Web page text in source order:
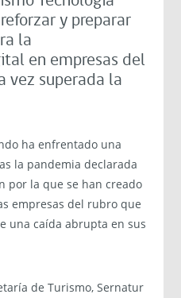
y preparar
la
en empresas del
vez superada la
ha enfrentado una
la pandemia declarada
por la que se han creado
empresas del rubro que
una caída abrupta en sus
de Turismo, Sernatur